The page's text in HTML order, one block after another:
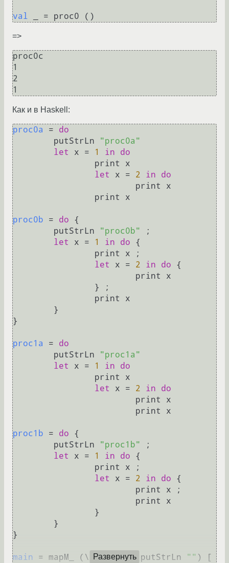
val
=>
proc0c
1
2
Как и в Haskell:
proc0a = do
	putStrLn
"proc0a"
let
x = 1 in
do
let
x = 2 in
do
proc0b = do {
	putStrLn
"proc0b"
;
let
x = 1 in do {
let
x = 2 in do {
}
proc1a = do
	putStrLn
"proc1a"
let
x = 1 in
do
let
x = 2 in
do
proc1b = do {
	putStrLn
"proc1b"
;
let
x = 1 in do {
let
x = 2 in do {
}
main = mapM_ (\p -> p >> putStrLn "" ) [
Развернуть